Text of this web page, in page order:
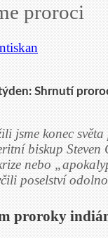
proroci
Shrnutí
jsme konec
biskup Steven
nebo
poselství
proroky